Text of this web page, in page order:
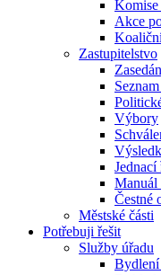
Akce
Zastupitelstvo
Výbory
Jednací
Manuál
Čestné
Městské části
Potřebuji řešit
Služby úřadu
Bydlení